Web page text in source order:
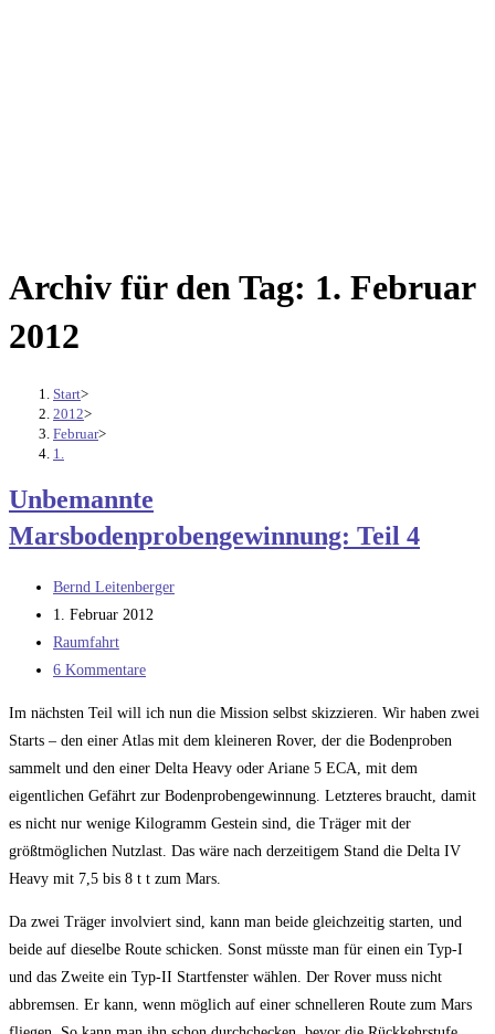
Archiv für den Tag: 1. Februar
2012
Start>
2012>
Februar>
1.
Unbemannte
Marsbodenprobengewinnung: Teil 4
Beitrags-
Autor:
Bernd Leitenberger
Beitrag
veröffentlicht:
1. Februar 2012
Beitrags-
Kategorie:
Raumfahrt
Beitrags-
6 Kommentare
Im nächsten Teil will ich nun die Mission selbst skizzieren. Wir haben zwei
Starts – den einer Atlas mit dem kleineren Rover, der die Bodenproben
sammelt und den einer Delta Heavy oder Ariane 5 ECA, mit dem
eigentlichen Gefährt zur Bodenprobengewinnung. Letzteres braucht, damit
es nicht nur wenige Kilogramm Gestein sind, die Träger mit der
größtmöglichen Nutzlast. Das wäre nach derzeitigem Stand die Delta IV
Heavy mit 7,5 bis 8 t t zum Mars.
Da zwei Träger involviert sind, kann man beide gleichzeitig starten, und
beide auf dieselbe Route schicken. Sonst müsste man für einen ein Typ-I
und das Zweite ein Typ-II Startfenster wählen. Der Rover muss nicht
abbremsen. Er kann, wenn möglich auf einer schnelleren Route zum Mars